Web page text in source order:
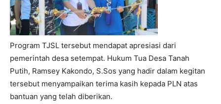
Program TJSL tersebut mendapat apresiasi dari
pemerintah desa setempat. Hukum Tua Desa Tanah
Putih, Ramsey Kakondo, S.Sos yang hadir dalam kegitan
tersebut menyampaikan terima kasih kepada PLN atas
bantuan yang telah diberikan.